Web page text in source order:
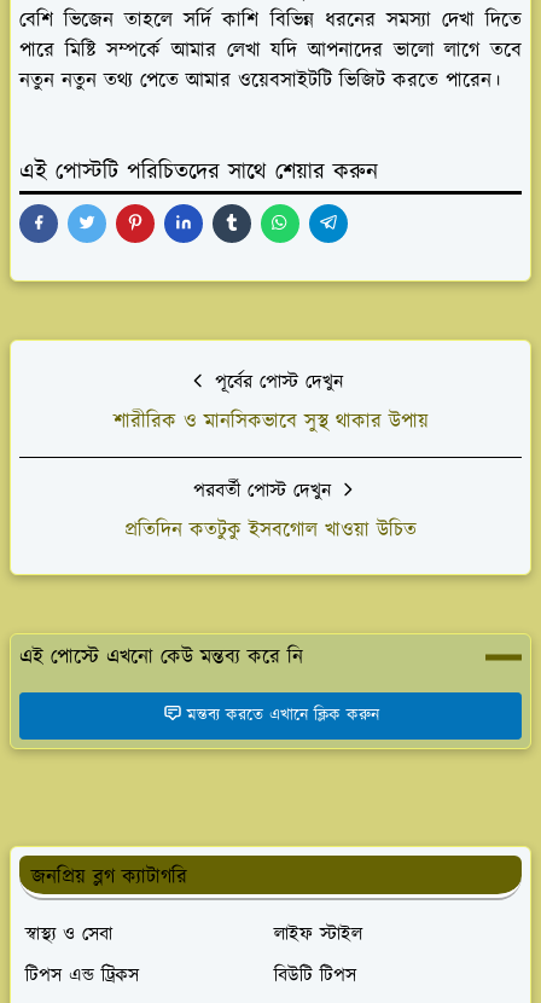
বেশি ভিজেন তাহলে সর্দি কাশি বিভিন্ন ধরনের সমস্যা দেখা দিতে
পারে মিষ্টি সম্পর্কে আমার লেখা যদি আপনাদের ভালো লাগে তবে
নতুন নতুন তথ্য পেতে আমার ওয়েবসাইটটি ভিজিট করতে পারেন।
এই পোস্টটি পরিচিতদের সাথে শেয়ার করুন
পূর্বের পোস্ট দেখুন
শারীরিক ও মানসিকভাবে সুস্থ থাকার উপায়
পরবর্তী পোস্ট দেখুন
প্রতিদিন কতটুকু ইসবগোল খাওয়া উচিত
এই পোস্টে এখনো কেউ মন্তব্য করে নি
মন্তব্য করতে এখানে ক্লিক করুন
জনপ্রিয় ব্লগ ক্যাটাগরি
স্বাস্থ্য ও সেবা
লাইফ স্টাইল
টিপস এন্ড ট্রিকস
বিউটি টিপস